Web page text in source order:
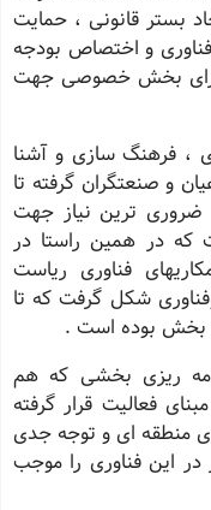
بستر قانونی ، حمایت
و اختصاص بودجه
بخش خصوصی جهت
، فرهنگ سازی و آشنا
و صنعتگران گرفته تا
ضروری ترین نیاز جهت
كه در همین راستا در
فناوری ریاست
شكل گرفت كه تا
بخش بوده است .
ریزی بخشی كه هم
فعالیت قرار گرفته
منطقه ای و توجه جدی
این فناوری را موجب